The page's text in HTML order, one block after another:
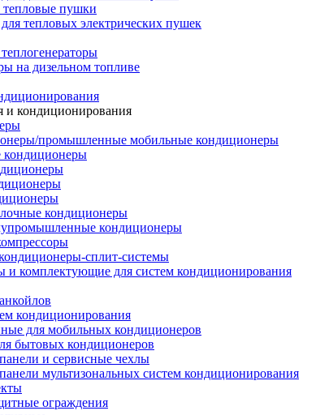
тепловые пушки
тепловых электрических пушек
на дизельном топливе
и кондиционирования
промышленные мобильные кондиционеры
кондиционеры
кондиционеры
сплит-системы
и комплектующие для систем кондиционирования
кондиционирования
для мобильных кондиционеров
бытовых кондиционеров
и сервисные чехлы
мультизональных систем кондиционирования
ограждения